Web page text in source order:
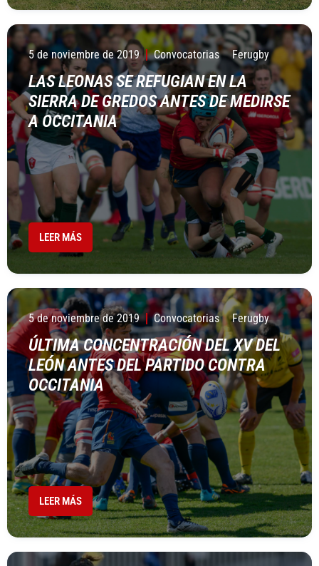
5 de noviembre de 2019 Convocatorias Ferugby
LAS LEONAS SE REFUGIAN EN LA
SIERRA DE GREDOS ANTES DE MEDIRSE
A OCCITANIA
LEER MÁS
5 de noviembre de 2019 Convocatorias Ferugby
ÚLTIMA CONCENTRACIÓN DEL XV DEL
LEÓN ANTES DEL PARTIDO CONTRA
OCCITANIA
LEER MÁS